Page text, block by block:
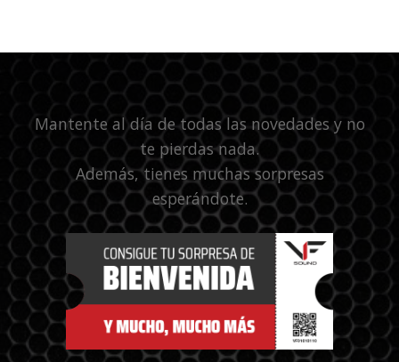
Mantente al día de todas las novedades y no
te pierdas nada.
Además, tienes muchas sorpresas
esperándote.